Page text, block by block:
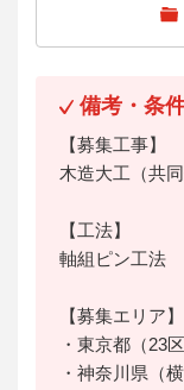
備考・条
【募集工事】
木造大工（共同
【工法】
軸組ピン工法
【募集エリア】
・東京都（23区
・神奈川県（